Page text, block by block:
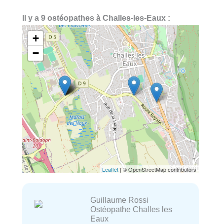
Il y a 9 ostéopathes à Challes-les-Eaux :
+
−
Leaflet | © OpenStreetMap contributors
Guillaume Rossi
Ostéopathe Challes les
Eaux